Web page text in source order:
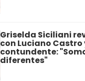
Griselda Siciliani
con Luciano Castro
contundente:
diferentes"